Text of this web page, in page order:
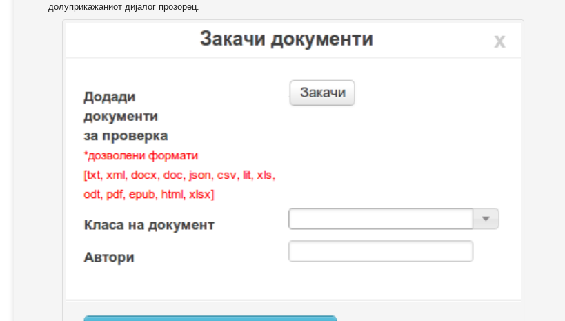
долуприкажаниот дијалог прозорец.